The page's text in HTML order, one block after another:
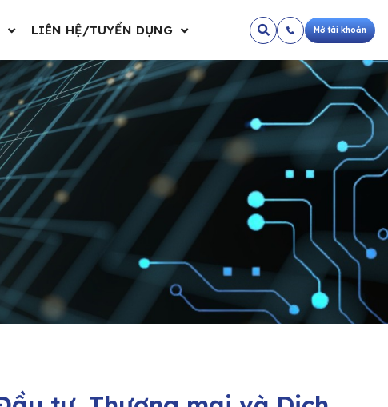
LIÊN HỆ/TUYỂN DỤNG Mở tài khoản